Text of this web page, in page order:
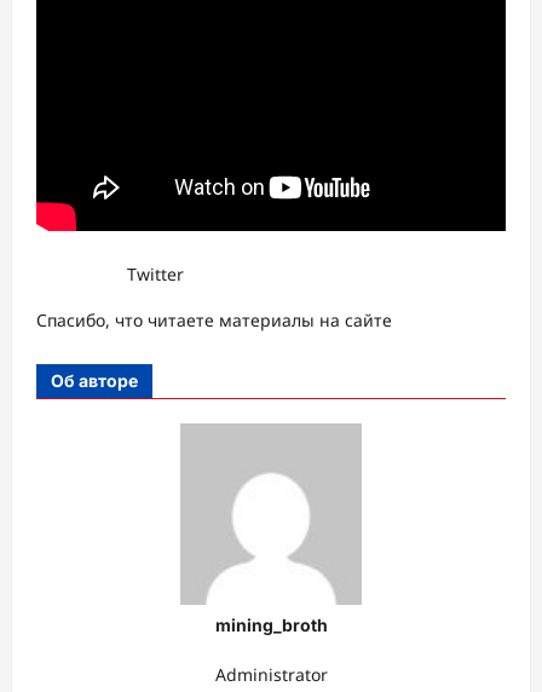
Twitter
Спасибо, что читаете материалы на сайте
Об авторе
mining_broth
Administrator